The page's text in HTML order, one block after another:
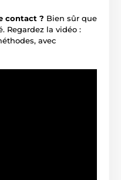
contact ? Bien sûr que
Regardez la vidéo :
avec